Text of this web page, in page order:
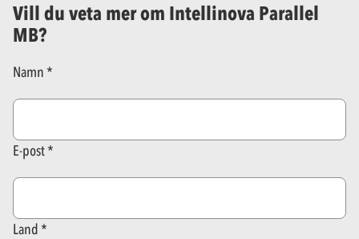
Vill du veta mer om Intellinova Parallel
MB?
Namn
E-post
Land